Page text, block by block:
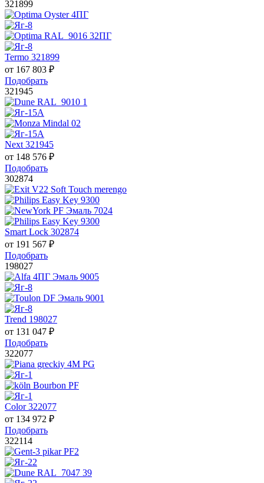
321899
Termo 321899
от 167 803 ₽
Подобрать
321945
Next 321945
от 148 576 ₽
Подобрать
302874
Smart Lock 302874
от 191 567 ₽
Подобрать
198027
Trend 198027
от 131 047 ₽
Подобрать
322077
Color 322077
от 134 972 ₽
Подобрать
322114